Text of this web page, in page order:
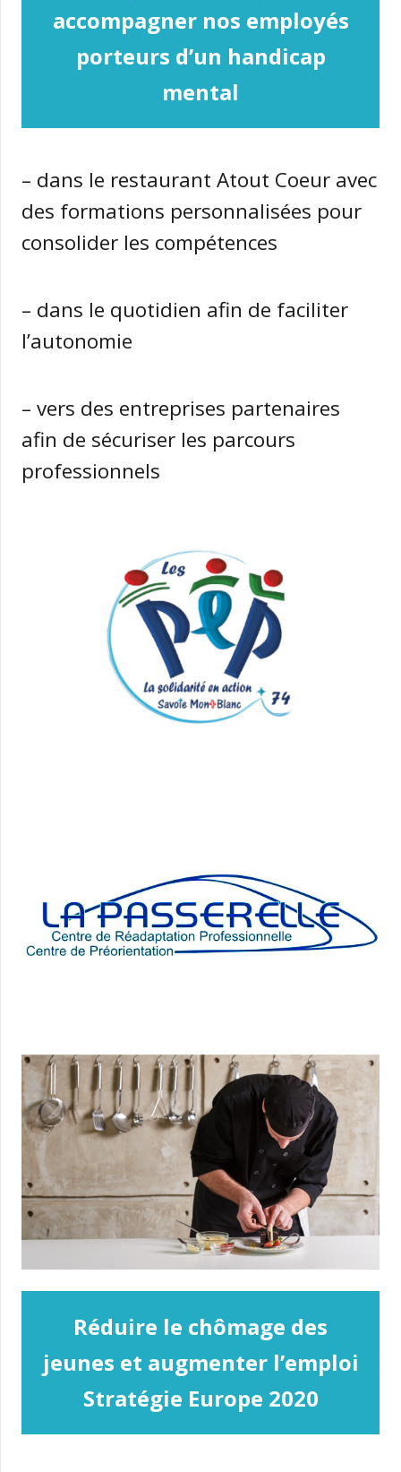
accompagner nos employés
porteurs d’un handicap
mental
– dans le restaurant Atout Coeur avec
des formations personnalisées pour
consolider les compétences
– dans le quotidien afin de faciliter
l’autonomie
– vers des entreprises partenaires
afin de sécuriser les parcours
professionnels
Réduire le chômage des
jeunes et augmenter l’emploi
Stratégie Europe 2020